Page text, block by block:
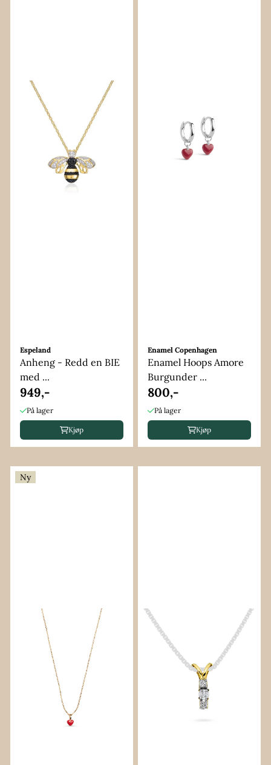
Espeland
Anheng - Redd en BIE
med ...
949,-
På lager
Kjøp
Enamel Copenhagen
Enamel Hoops Amore
Burgunder ...
800,-
På lager
Kjøp
Ny